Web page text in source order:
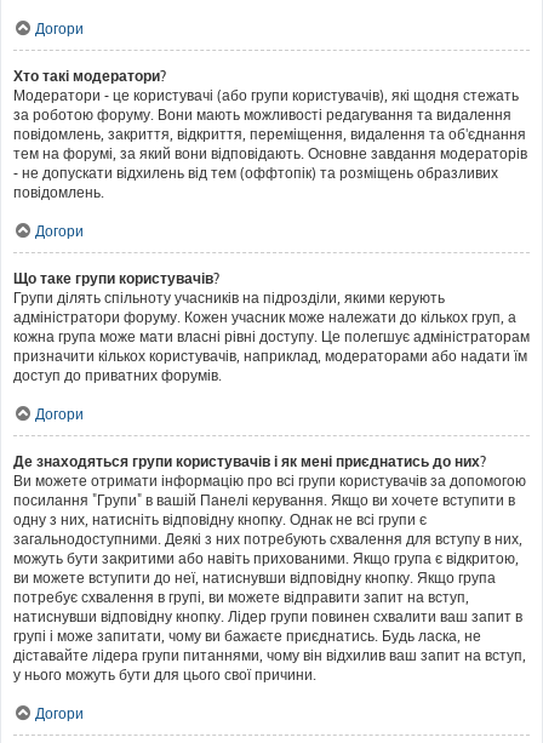
Догори
Хто такі модератори?
Модератори - це користувачі (або групи користувачів), які щодня стежать
за роботою форуму. Вони мають можливості редагування та видалення
повідомлень, закриття, відкриття, переміщення, видалення та об'єднання
тем на форумі, за який вони відповідають. Основне завдання модераторів
- не допускати відхилень від тем (оффтопік) та розміщень образливих
повідомлень.
Догори
Що таке групи користувачів?
Групи ділять спільноту учасників на підрозділи, якими керують
адміністратори форуму. Кожен учасник може належати до кількох груп, а
кожна група може мати власні рівні доступу. Це полегшує адміністраторам
призначити кількох користувачів, наприклад, модераторами або надати їм
доступ до приватних форумів.
Догори
Де знаходяться групи користувачів і як мені приєднатись до них?
Ви можете отримати інформацію про всі групи користувачів за допомогою
посилання "Групи" в вашій Панелі керування. Якщо ви хочете вступити в
одну з них, натисніть відповідну кнопку. Однак не всі групи є
загальнодоступними. Деякі з них потребують схвалення для вступу в них,
можуть бути закритими або навіть прихованими. Якщо група є відкритою,
ви можете вступити до неї, натиснувши відповідну кнопку. Якщо група
потребує схвалення в групі, ви можете відправити запит на вступ,
натиснувши відповідну кнопку. Лідер групи повинен схвалити ваш запит в
групі і може запитати, чому ви бажаєте приєднатись. Будь ласка, не
діставайте лідера групи питаннями, чому він відхилив ваш запит на вступ,
у нього можуть бути для цього свої причини.
Догори